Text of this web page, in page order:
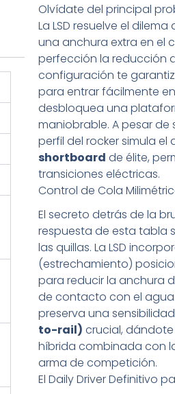
Olvídate del principal
La LSD resuelve el
una anchura extra en el
perfección la reducción
configuración te
para entrar fácilmente
desbloquea una
maniobrable. A pesar
perfil del rocker simula el
shortboard de élite,
transiciones eléctricas.
Control de Cola
El secreto detrás de la
respuesta de esta tabla
las quillas. La LSD
(estrechamiento)
para reducir la anchura
de contacto con el
preserva una
to-rail) crucial,
híbrida combinada con
arma de competición.
El Daily Driver Definitivo